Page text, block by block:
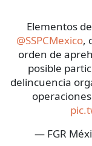
Elementos
@SSPCMexico,
orden de
posible
delincuencia
— FGR